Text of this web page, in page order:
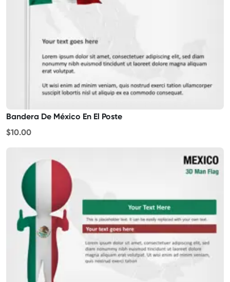
Bandera De México En El Poste
$10.00